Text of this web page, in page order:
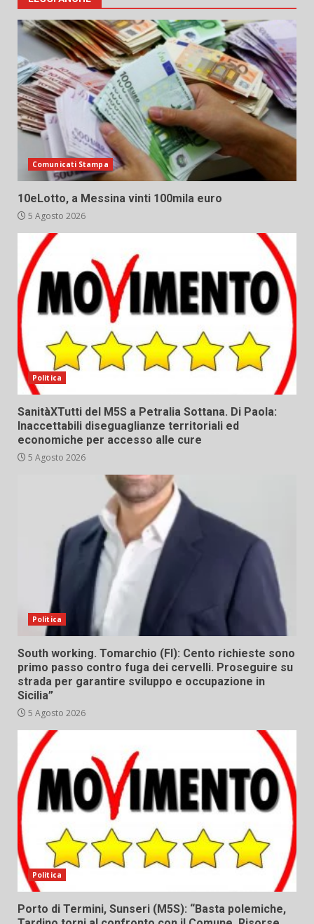
Comunicati Stampa
10eLotto, a Messina vinti 100mila euro
5 Agosto 2026
Politica
SanitàXTutti del M5S a Petralia Sottana. Di Paola:
Inaccettabili diseguaglianze territoriali ed
economiche per accesso alle cure
5 Agosto 2026
Politica
South working. Tomarchio (FI): Cento richieste sono
primo passo contro fuga dei cervelli. Proseguire su
strada per garantire sviluppo e occupazione in
Sicilia”
5 Agosto 2026
Politica
Porto di Termini, Sunseri (M5S): “Basta polemiche,